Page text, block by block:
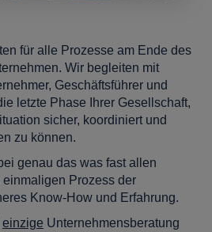
für alle Prozesse am Ende des
Wir begleiten mit
Geschäftsführer und
letzte Phase Ihrer Gesellschaft,
sicher, koordiniert und
zu können.
genau das was fast allen
Prozess der
Know-How und Erfahrung.
einzige Unternehmensberatung